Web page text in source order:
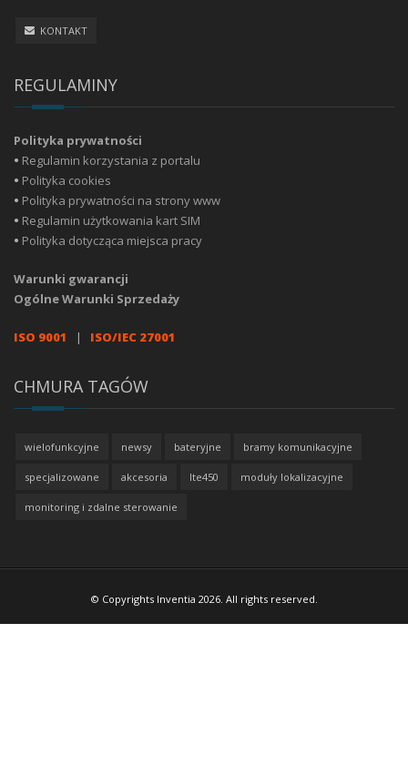
KONTAKT
REGULAMINY
Polityka prywatności
• Regulamin korzystania z portalu
• Polityka cookies
• Polityka prywatności na strony www
• Regulamin użytkowania kart SIM
• Polityka dotycząca miejsca pracy
Warunki gwarancji
Ogólne Warunki Sprzedaży
ISO 9001 | ISO/IEC 27001
CHMURA TAGÓW
wielofunkcyjne newsy bateryjne bramy komunikacyjne
specjalizowane akcesoria lte450 moduły lokalizacyjne
monitoring i zdalne sterowanie
© Copyrights Inventia 2026. All rights reserved.